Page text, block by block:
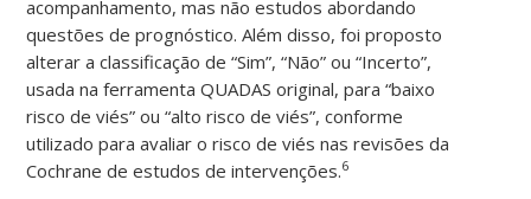
acompanhamento, mas não estudos abordando
questões de prognóstico. Além disso, foi proposto
alterar a classificação de “Sim”, “Não” ou “Incerto”,
usada na ferramenta QUADAS original, para “baixo
risco de viés” ou “alto risco de viés”, conforme
utilizado para avaliar o risco de viés nas revisões da
Cochrane de estudos de intervenções.6